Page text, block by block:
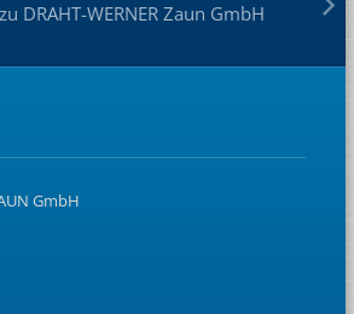
DRAHT-WERNER Zaun GmbH
GmbH